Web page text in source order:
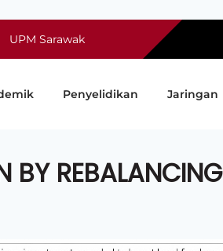
UPM Sarawak
Penyelidikan Jaringan
BY REBALANCING